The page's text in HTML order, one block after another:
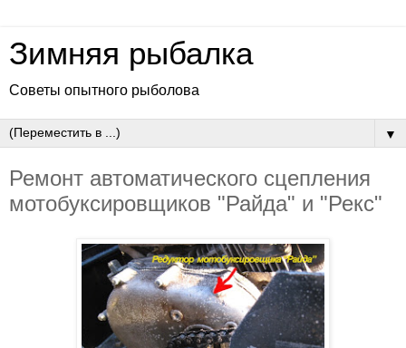
Зимняя рыбалка
Советы опытного рыболова
▼
Ремонт автоматического сцепления
мотобуксировщиков "Райда" и "Рекс"